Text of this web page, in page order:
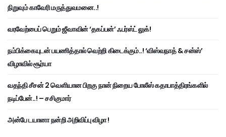
நிறுவும் காவேரி மருத்துவமனை..!
வரவேற்பைப் பெறும் ஜீவாவின் ‘தகப்பன்’ ஃபர்ஸ்ட் லுக்!
நம்பிக்கையுடன் பயணித்தால் வெற்றி கிடைக்கும்..! ‘விஸ்வநாத் & சன்ஸ்’
விழாவில் சூர்யா
வதந்தி சீசன் 2 வெளியான பிறகு நான் நிறைய போலீஸ் கதாபாத்திரங்களில்
நடிப்பேன்..! – சசிகுமார்
அன்பே டயானா நன்றி அறிவிப்பு விழா !